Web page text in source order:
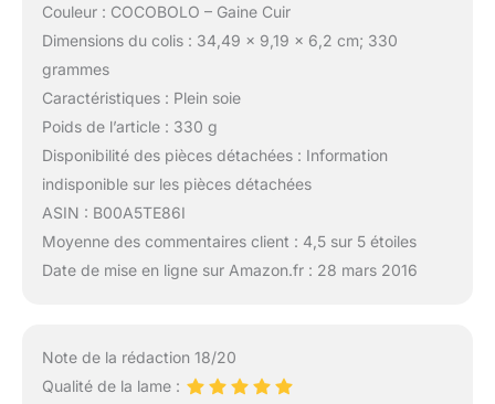
Couleur : COCOBOLO – Gaine Cuir
Dimensions du colis : 34,49 x 9,19 x 6,2 cm; 330
grammes
Caractéristiques : Plein soie
Poids de l’article : 330 g
Disponibilité des pièces détachées : Information
indisponible sur les pièces détachées
ASIN : B00A5TE86I
Moyenne des commentaires client : 4,5 sur 5 étoiles
Date de mise en ligne sur Amazon.fr : 28 mars 2016
Note de la rédaction 18/20
Qualité de la lame :